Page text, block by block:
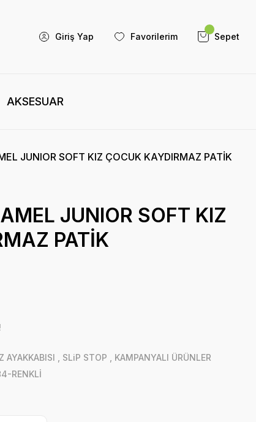
Giriş Yap Favorilerim Sepet
AKSESUAR
JUNIOR SOFT KIZ ÇOCUK KAYDIRMAZ PATİK
JUNIOR SOFT KIZ
PATİK
AYAKKABISI SLiP STOP
KAMPANYALI ÜRÜNLER
RENKLİ